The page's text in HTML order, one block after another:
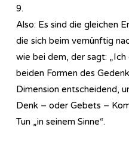
9.
Also: Es sind die gleichen
die sich beim vernünftig
wie bei dem, der sagt: „Ich
beiden Formen des
Dimension entscheidend,
Denk – oder Gebets –
Tun „in seinem Sinne“.